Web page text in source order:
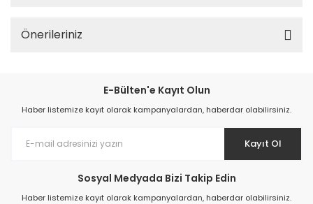
Önerileriniz
E-Bülten'e Kayıt Olun
Haber listemize kayıt olarak kampanyalardan, haberdar olabilirsiniz.
Kayıt Ol
Sosyal Medyada Bizi Takip Edin
Haber listemize kayıt olarak kampanyalardan, haberdar olabilirsiniz.